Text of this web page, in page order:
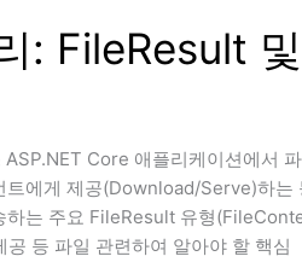
: FileResult
Core 애플리케이션에서
에게 제공(Download/Serve)하
하는 주요 FileResult 유형
등 파일 관련하여 알아야 할 핵심